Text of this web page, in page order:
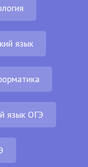
язык
язык ОГЭ